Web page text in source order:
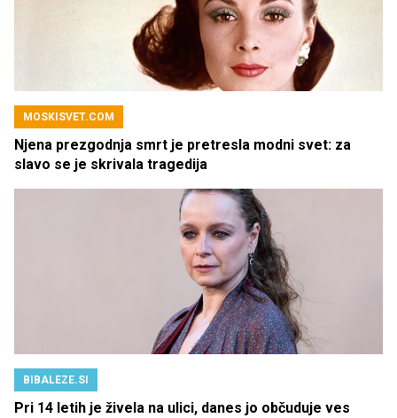
MOSKISVET.COM
Njena prezgodnja smrt je pretresla modni svet: za
slavo se je skrivala tragedija
BIBALEZE.SI
Pri 14 letih je živela na ulici, danes jo občuduje ves